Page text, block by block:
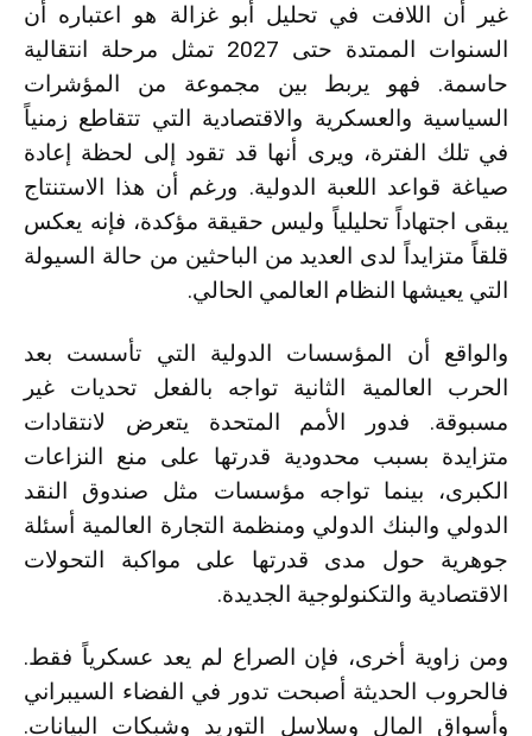
غير أن اللافت في تحليل أبو غزالة هو اعتباره أن
السنوات الممتدة حتى 2027 تمثل مرحلة انتقالية
حاسمة. فهو يربط بين مجموعة من المؤشرات
السياسية والعسكرية والاقتصادية التي تتقاطع زمنياً
في تلك الفترة، ويرى أنها قد تقود إلى لحظة إعادة
صياغة قواعد اللعبة الدولية. ورغم أن هذا الاستنتاج
يبقى اجتهاداً تحليلياً وليس حقيقة مؤكدة، فإنه يعكس
قلقاً متزايداً لدى العديد من الباحثين من حالة السيولة
التي يعيشها النظام العالمي الحالي.
والواقع أن المؤسسات الدولية التي تأسست بعد
الحرب العالمية الثانية تواجه بالفعل تحديات غير
مسبوقة. فدور الأمم المتحدة يتعرض لانتقادات
متزايدة بسبب محدودية قدرتها على منع النزاعات
الكبرى، بينما تواجه مؤسسات مثل صندوق النقد
الدولي والبنك الدولي ومنظمة التجارة العالمية أسئلة
جوهرية حول مدى قدرتها على مواكبة التحولات
الاقتصادية والتكنولوجية الجديدة.
ومن زاوية أخرى، فإن الصراع لم يعد عسكرياً فقط.
فالحروب الحديثة أصبحت تدور في الفضاء السيبراني
وأسواق المال وسلاسل التوريد وشبكات البيانات.